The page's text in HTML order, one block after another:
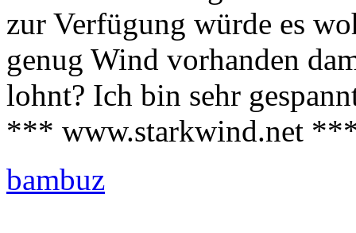
zur Verfügung würde es
genug Wind vorhanden
lohnt? Ich bin sehr
*** www.starkwind.net
bambuz